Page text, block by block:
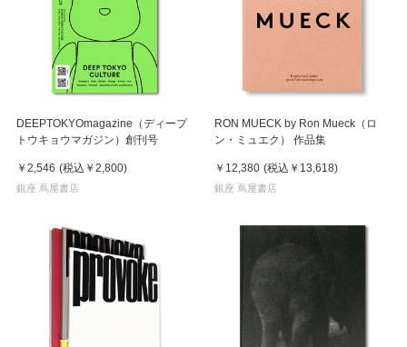
DEEPTOKYOmagazine（ディープ
トウキョウマガジン）創刊号
￥2,546 (税込 ￥2,800)
銀座 蔦屋書店
RON MUECK by Ron Mueck（ロ
ン・ミュエク） 作品集
￥12,380 (税込 ￥13,618)
銀座 蔦屋書店